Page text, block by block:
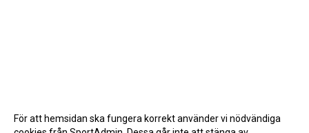
För att hemsidan ska fungera korrekt använder vi nödvändiga